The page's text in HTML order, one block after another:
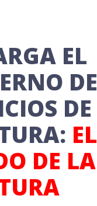
EL
DE
DE
EL
DE LA